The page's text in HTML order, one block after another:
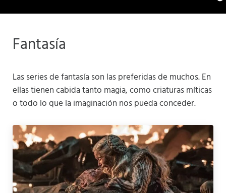
Fantasía
Las series de fantasía son las preferidas de muchos. En
ellas tienen cabida tanto magia, como criaturas míticas
o todo lo que la imaginación nos pueda conceder.